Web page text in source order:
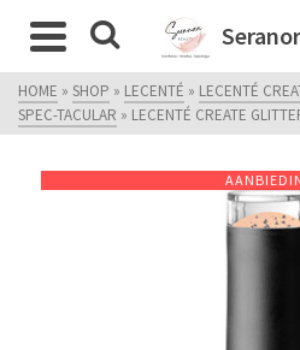
HOME » SHOP » LECENTÉ » LECENTÉ
SPEC-TACULAR » LECENTÉ CREATE